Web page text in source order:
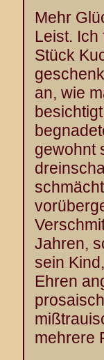
Mehr
Leist.
Stück
an, wie
gewohnt
Jahren,
sein
Ehren
mehrere